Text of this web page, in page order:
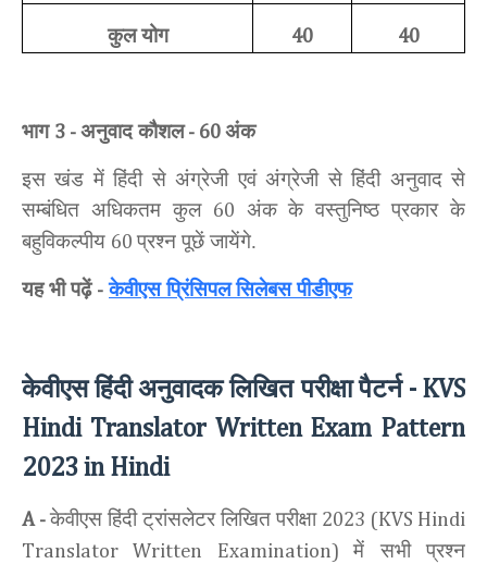
कुल योग 40 40
भाग 3 - अनुवाद कौशल- 60 अंक
इस खंड में हिंदी से अंग्रेजी एवं अंग्रेजी से हिंदी अनुवाद से
सम्बंधित अधिकतम कुल 60 अंक के वस्तुनिष्ठ प्रकार के
बहुविकल्पीय 60 प्रश्न पूछें जायेंगे.
यह भी पढ़ें - केवीएस प्रिंसिपल सिलेबस पीडीएफ
केवीएस हिंदी अनुवादक लिखित परीक्षा पैटर्न - KVS
Hindi Translator Written Exam Pattern
2023 in Hindi
A - केवीएस हिंदी ट्रांसलेटर लिखित परीक्षा 2023 (KVS Hindi
Translator Written Examination)में सभी प्रश्न